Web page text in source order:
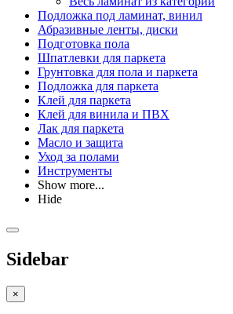
Подложка под ламинат, винил
Абразивные ленты, диски
Подготовка пола
Шпатлевки для паркета
Грунтовка для пола и паркета
Подложка для паркета
Клей для паркета
Клей для винила и ПВХ
Лак для паркета
Масло и защита
Уход за полами
Инструменты
Show more...
Hide
Sidebar
×